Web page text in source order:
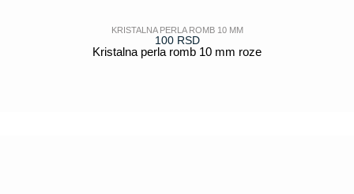
KRISTALNA PERLA ROMB 10 MM
100 RSD
Kristalna perla romb 10 mm roze